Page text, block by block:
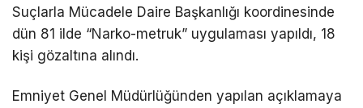
Suçlarla Mücadele Daire Başkanlığı koordinesinde
dün 81 ilde “Narko-metruk” uygulaması yapıldı, 18
kişi gözaltına alındı.
Emniyet Genel Müdürlüğünden yapılan açıklamaya